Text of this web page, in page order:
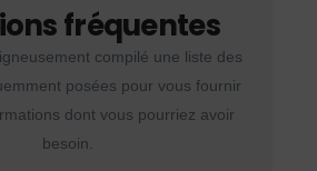
fréquentes
compilé une liste des
posées pour vous fournir
dont vous pourriez avoir
besoin.